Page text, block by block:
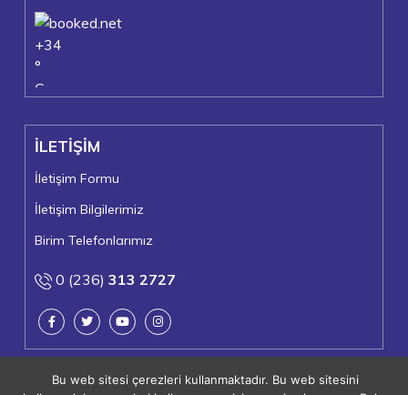
+34
°
C
+22°
Turgutlu
Pazar, 09
İLETİŞİM
İletişim Formu
İletişim Bilgilerimiz
Birim Telefonlarımız
0 (236) 313 2727
Bu web sitesi çerezleri kullanmaktadır. Bu web sitesini